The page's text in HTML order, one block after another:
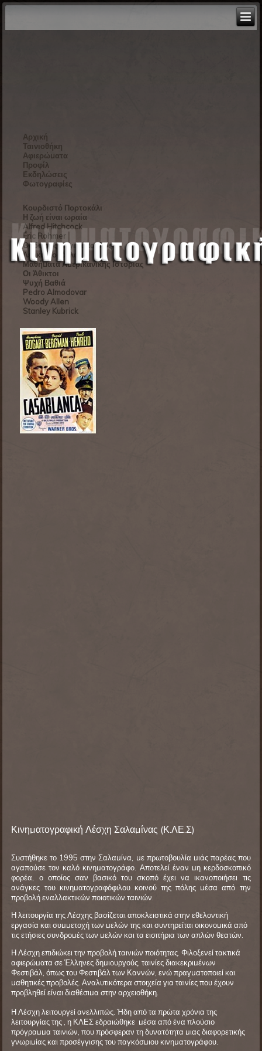
Αρχική
Ταινιοθήκη
Αφιερώματα
Προφίλ
Εκδηλώσεις
Φωτογραφίες
Κουρδιστό Πορτοκάλι
Η ζωή είναι ωραία
Alfred Hitchcock
Éric Rohmer
Θόδωρος Αγγελόπουλος
Λευκή Κορδέλα
Μαθήματα Αμερικανικής Ιστορίας
Οι Άθικτοι
Ψυχή Βαθιά
Pedro Almodovar
Woody Allen
Stanley Kubrick
Κινηματογραφική Λέσχη Σαλαμίνας (Κ.ΛΕ.Σ)
Συστήθηκε το 1995 στην Σαλαμίνα, με πρωτοβουλία μιάς παρέας που
αγαπούσε τον καλό κινηματογράφο. Αποτελεί έναν μη κερδοσκοπικό
φορέα, ο οποίος σαν βασικό του σκοπό έχει να ικανοποιήσει τις
ανάγκες του κινηματογραφόφιλου κοινού της πόλης μέσα από την
προβολή εναλλακτικών ποιοτικών ταινιών.
Η λειτουργία της Λέσχης βασίζεται αποκλειστικά στην εθελοντική
εργασία και συμμετοχή των μελών της και συντηρείται οικονομικά από
τις ετήσιες συνδρομές των μελών και τα εισιτήρια των απλών θεατών.
Η Λέσχη επιδιώκει την προβολή ταινιών ποιότητας. Φιλοξενεί τακτικά
αφιερώματα σε Έλληνες δημιουργούς, ταινίες διακεκριμένων
Φεστιβάλ, όπως του Φεστιβάλ των Καννών, ενώ πραγματοποιεί και
μαθητικές προβολές. Αναλυτικότερα στοιχεία για ταινίες που έχουν
προβληθεί είναι διαθέσιμα στην αρχειοθήκη.
Η Λέσχη λειτουργεί ανελλιπώς. Ήδη από τα πρώτα χρόνια της
λειτουργίας της , η ΚΛΕΣ εδραιώθηκε μέσα από ένα πλούσιο
πρόγραμμα ταινιών, που πρόσφεραν τη δυνατότητα μιας διαφορετικής
γνωριμίας και προσέγγισης του παγκόσμιου κινηματογράφου.